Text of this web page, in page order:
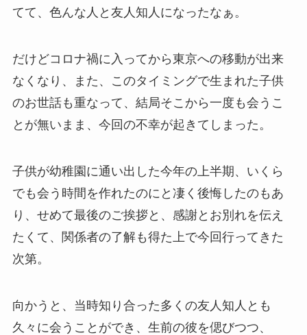
てて、色んな人と友人知人になったなぁ。
だけどコロナ禍に入ってから東京への移動が出来
なくなり、また、このタイミングで生まれた子供
のお世話も重なって、結局そこから一度も会うこ
とが無いまま、今回の不幸が起きてしまった。
子供が幼稚園に通い出した今年の上半期、いくら
でも会う時間を作れたのにと凄く後悔したのもあ
り、せめて最後のご挨拶と、感謝とお別れを伝え
たくて、関係者の了解も得た上で今回行ってきた
次第。
向かうと、当時知り合った多くの友人知人とも
久々に会うことができ、生前の彼を偲びつつ、